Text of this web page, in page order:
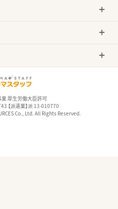
厚生労働大臣許可
【派遣業】派 13-010770
Co., Ltd. All Rights Reserved.